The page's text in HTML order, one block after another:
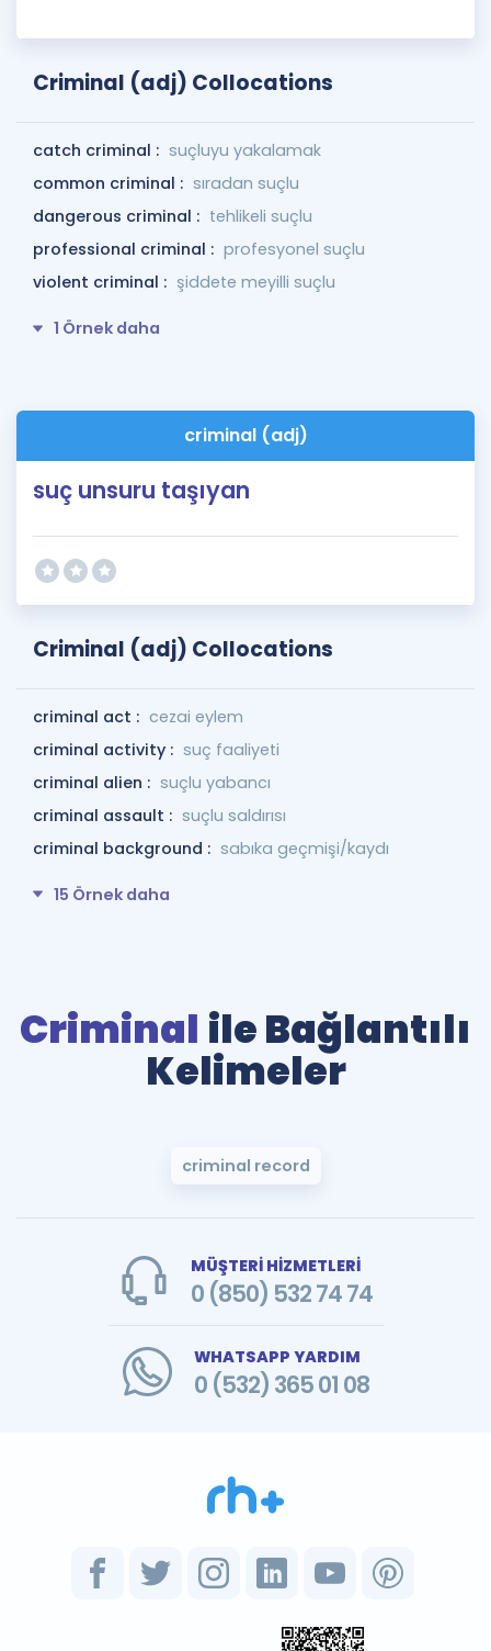
Criminal (adj) Collocations
catch criminal : suçluyu yakalamak
common criminal : sıradan suçlu
dangerous criminal : tehlikeli suçlu
professional criminal : profesyonel suçlu
violent criminal : şiddete meyilli suçlu
1 Örnek daha
criminal (adj)
suç unsuru taşıyan
Criminal (adj) Collocations
criminal act : cezai eylem
criminal activity : suç faaliyeti
criminal alien : suçlu yabancı
criminal assault : suçlu saldırısı
criminal background : sabıka geçmişi/kaydı
15 Örnek daha
Criminal ile Bağlantılı
Kelimeler
criminal record
MÜŞTERİ HİZMETLERİ
0 (850) 532 74 74
WHATSAPP YARDIM
0 (532) 365 01 08